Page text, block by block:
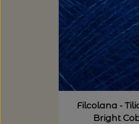
Filcolana -
Bright